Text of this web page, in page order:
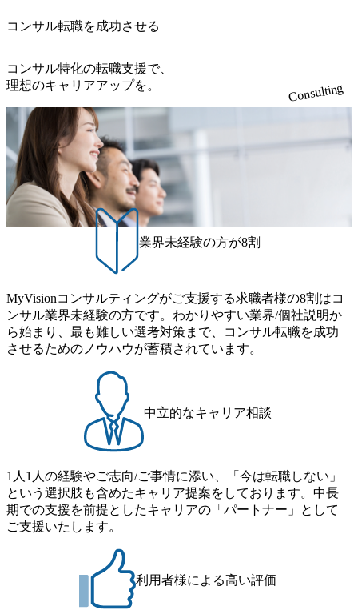
コンサル転職を成功させる
コンサル特化の転職支援で、
理想のキャリアアップを。
Consulting
業界未経験の方が8割
MyVisionコンサルティングがご支援する求職者様の8割はコ
ンサル業界未経験の方です。わかりやすい業界/個社説明か
ら始まり、最も難しい選考対策まで、コンサル転職を成功
させるためのノウハウが蓄積されています。
中立的なキャリア相談
1人1人の経験やご志向/ご事情に添い、「今は転職しない」
という選択肢も含めたキャリア提案をしております。中長
期での支援を前提としたキャリアの「パートナー」として
ご支援いたします。
利用者様による高い評価